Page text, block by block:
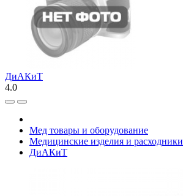
ДиАКиТ
4.0
Мед товары и оборудование
Медицинские изделия и расходники
ДиАКиТ